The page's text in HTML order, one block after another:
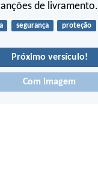
de livramento.
segurança proteção
Próximo versículo!
Com imagem